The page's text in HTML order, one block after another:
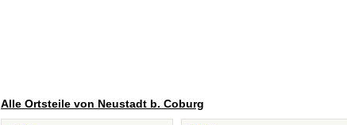
Alle Ortsteile von Neustadt b. Coburg